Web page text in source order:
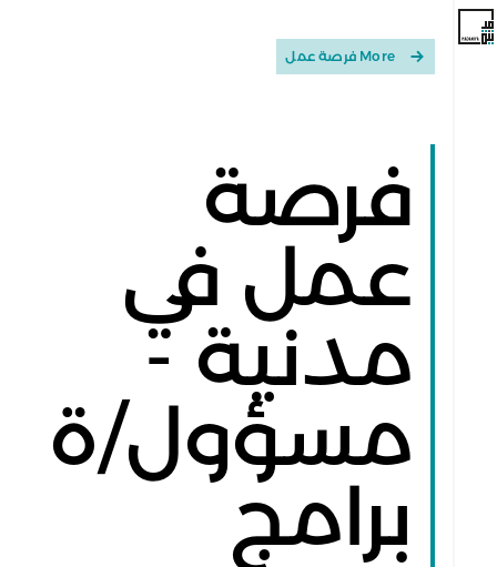
More فرصة عمل
فرصة
عمل في
مدنية -
مسؤول/ة
برامج